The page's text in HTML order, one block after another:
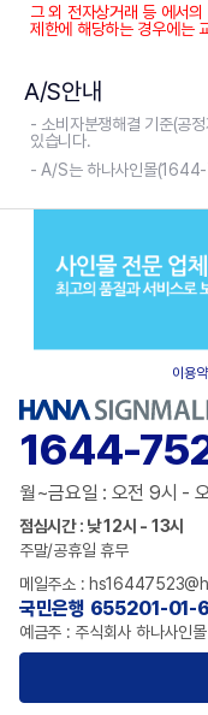
그 외 전자상거래 등 에서
제한에 해당하는 경우에는
A/S안내
- 소비자분쟁해결 기준(공
있습니다.
- A/S는 하나사인몰
이용
1644-
월~금요일 : 오전 9시 -
점심시간 : 낮 12시 - 13시
주말/공휴일 휴무
메일주소 :
국민은행 655201-
예금주 : 주식회사 하나사인몰